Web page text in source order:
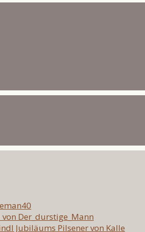
Der_durstige_Mann
Jubiläums Pilsener von Kalle